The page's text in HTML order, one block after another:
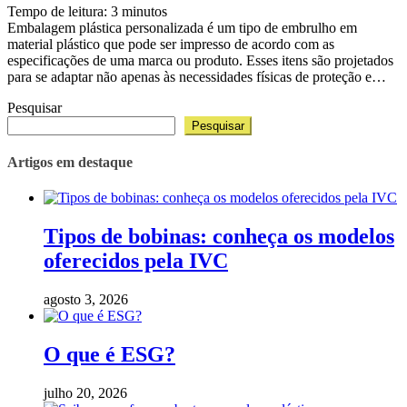
Tempo de leitura: 3 minutos
Embalagem plástica personalizada é um tipo de embrulho em
material plástico que pode ser impresso de acordo com as
especificações de uma marca ou produto. Esses itens são projetados
para se adaptar não apenas às necessidades físicas de proteção e…
Pesquisar
Pesquisar
Artigos em destaque
Tipos de bobinas: conheça os modelos
oferecidos pela IVC
agosto 3, 2026
O que é ESG?
julho 20, 2026